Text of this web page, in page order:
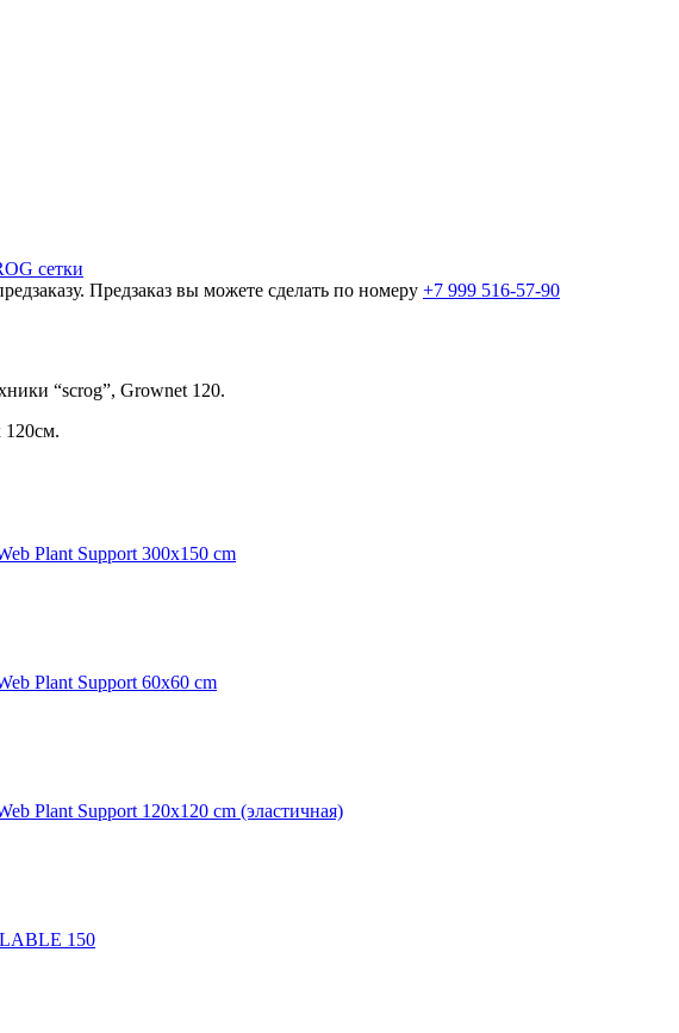
сетки
Предзаказ вы можете сделать по номеру +7 999 516-57-90
“scrog”, Grownet 120.
120см.
Plant Support 300х150 cm
Plant Support 60х60 cm
Plant Support 120х120 cm (эластичная)
150